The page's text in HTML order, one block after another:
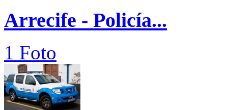
Arrecife - Policía...
1 Foto